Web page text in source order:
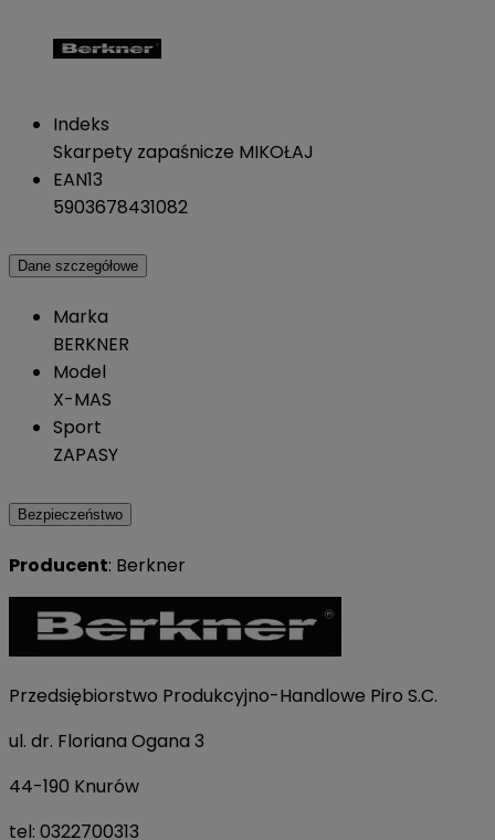
Indeks
Skarpety zapaśnicze MIKOŁAJ
EAN13
5903678431082
Dane szczegółowe
Marka
BERKNER
Model
X-MAS
Sport
ZAPASY
Bezpieczeństwo
Producent: Berkner
Przedsiębiorstwo Produkcyjno-Handlowe Piro S.C.
ul. dr. Floriana Ogana 3
44-190 Knurów
tel: 0322700313